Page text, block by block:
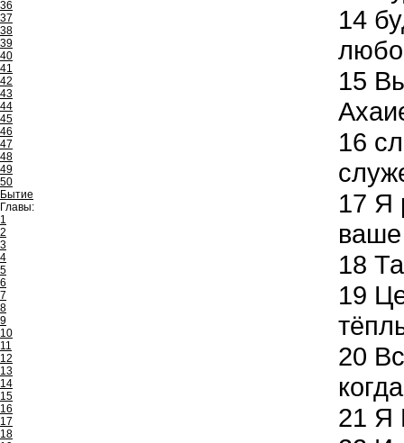
36
37
38
39
40
41
42
43
44
45
46
47
48
49
50
Бытие
Главы:
1
2
3
4
5
6
7
8
9
10
11
12
13
14
15
16
17
18
14
15
16
17 Я
ваше
18
19
20
21 Я